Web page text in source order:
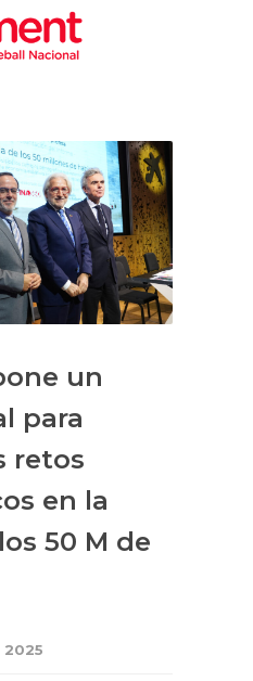
un
para
retos
en la
50 M de
2025